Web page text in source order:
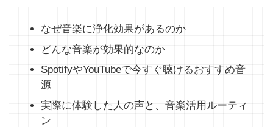
なぜ音楽に浄化効果があるのか
どんな音楽が効果的なのか
SpotifyやYouTubeで今すぐ聴けるおすすめ音
源
実際に体験した人の声と、音楽活用ルーティ
ン